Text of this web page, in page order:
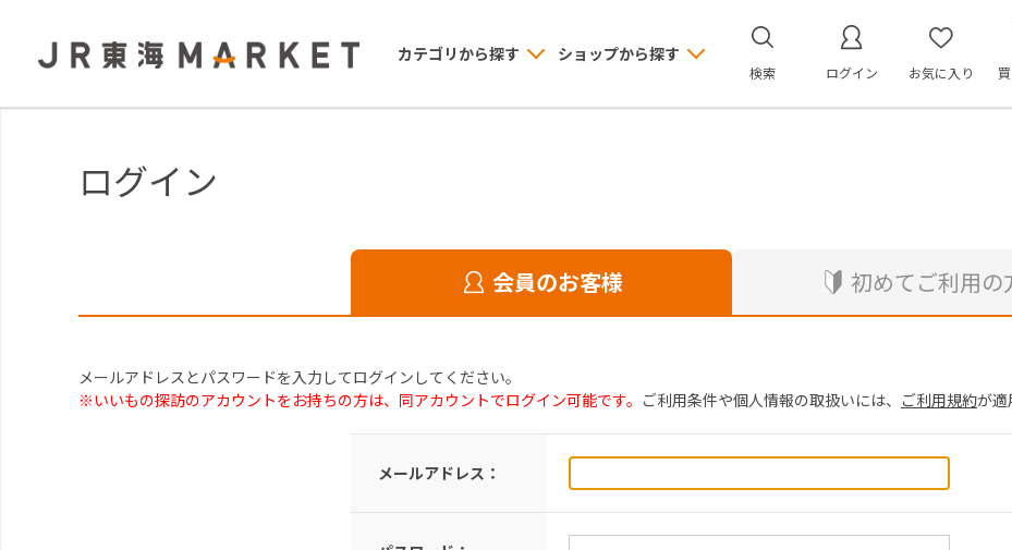
カテゴリから探す ショップから探す
検索 ログイン お気に入り
ログイン
会員のお客様 初めてご利用の
メールアドレスとパスワードを入力してログインしてください。
※いいもの探訪のアカウントをお持ちの方は、同アカウントでログイン可能です。 ご利用条件や個人情報の取扱いには、 ご利用規約が適
メールアドレス：